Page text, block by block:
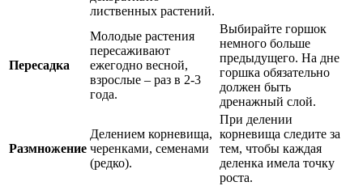
лиственных растений.
Пересадка
Молодые растения
пересаживают
ежегодно весной,
взрослые – раз в 2-3
года.
Выбирайте горшок
немного больше
предыдущего. На дне
горшка обязательно
должен быть
дренажный слой.
Размножение
Делением корневища,
черенками, семенами
(редко).
При делении
корневища следите за
тем, чтобы каждая
деленка имела точку
роста.